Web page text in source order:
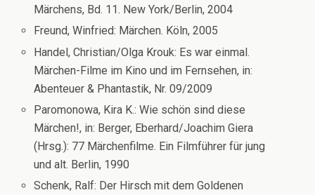
Märchens, Bd. 11. New York/Berlin, 2004
Freund, Winfried: Märchen. Köln, 2005
Handel, Christian/Olga Krouk: Es war einmal.
Märchen-Filme im Kino und im Fernsehen, in:
Abenteuer & Phantastik, Nr. 09/2009
Paromonowa, Kira K.: Wie schön sind diese
Märchen!, in: Berger, Eberhard/Joachim Giera
(Hrsg.): 77 Märchenfilme. Ein Filmführer für jung
und alt. Berlin, 1990
Schenk, Ralf: Der Hirsch mit dem Goldenen